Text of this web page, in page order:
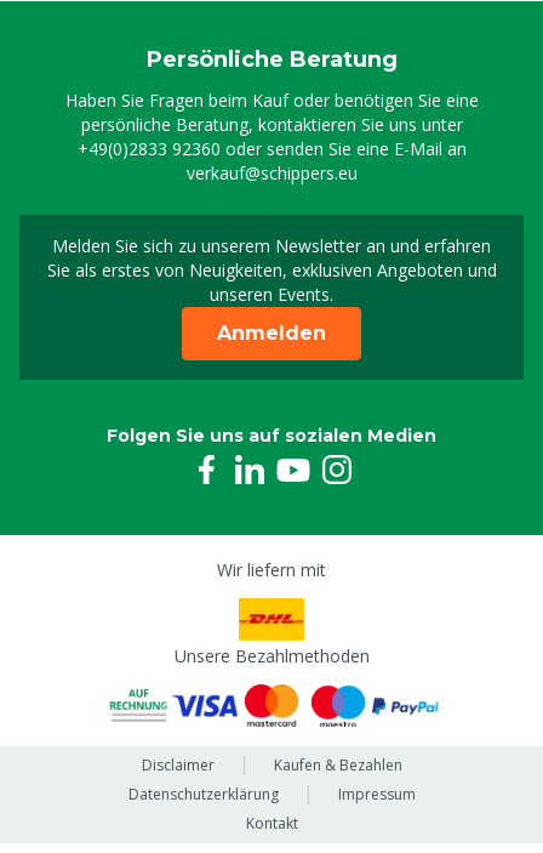
Persönliche Beratung
Haben Sie Fragen beim Kauf oder benötigen Sie eine
persönliche Beratung, kontaktieren Sie uns unter
+49(0)2833 92360 oder senden Sie eine E-Mail an
verkauf@schippers.eu
Melden Sie sich zu unserem Newsletter an und erfahren
Sie als erstes von Neuigkeiten, exklusiven Angeboten und
unseren Events.
Melden Sie sich für
Anmelden
Folgen Sie uns auf sozialen Medien
Wir liefern mit
Unsere Bezahlmethoden
Disclaimer
Kaufen & Bezahlen
Datenschutzerklärung
Impressum
Kontakt